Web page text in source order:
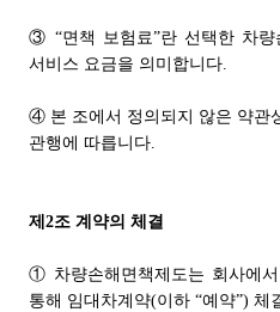
③ “면책 보험료”란 선택한 차량
서비스 요금을 의미합니다.
④ 본 조에서 정의되지 않은 약관
관행에 따릅니다.
제2조 계약의 체결
① 차량손해면책제도는 회사에
통해 임대차계약(이하 “예약”) 체